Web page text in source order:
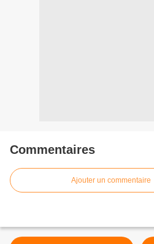
Commentaires
Ajouter un commentaire